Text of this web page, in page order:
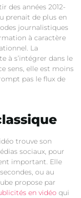
des années 2012-
prenait de plus en
journalistiques
à caractère
La
à s’intégrer dans le
sens, elle est moins
pas le flux de
trouve son
sociaux, pour
important. Elle
ou au
propose par
en vidéo qui